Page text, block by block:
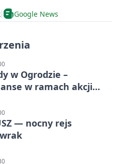
Google News
w Ogrodzie –
w ramach akcji
II”
— nocny rejs